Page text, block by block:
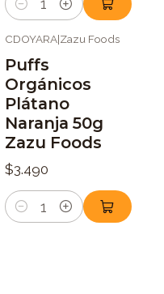
Cantidad
CDOYARA|Zazu Foods
Puffs
Orgánicos
Plátano
Naranja 50g
Zazu Foods
$3.490
Cantidad